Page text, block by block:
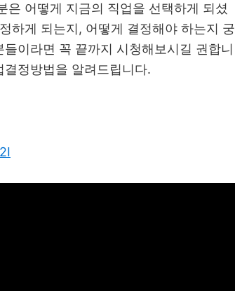
은 어떻게 지금의 직업을 선택하게 되셨
하게 되는지 , 어떻게 결정해야 하는지 궁
이라면 꼭 끝까지 시청해보시길 권합니
정방법을 알려드립니다.